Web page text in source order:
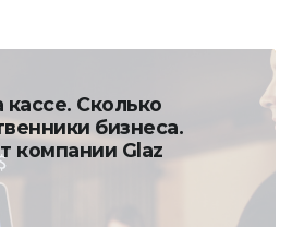
кассе. Сколько
бизнеса.
компании Glaz